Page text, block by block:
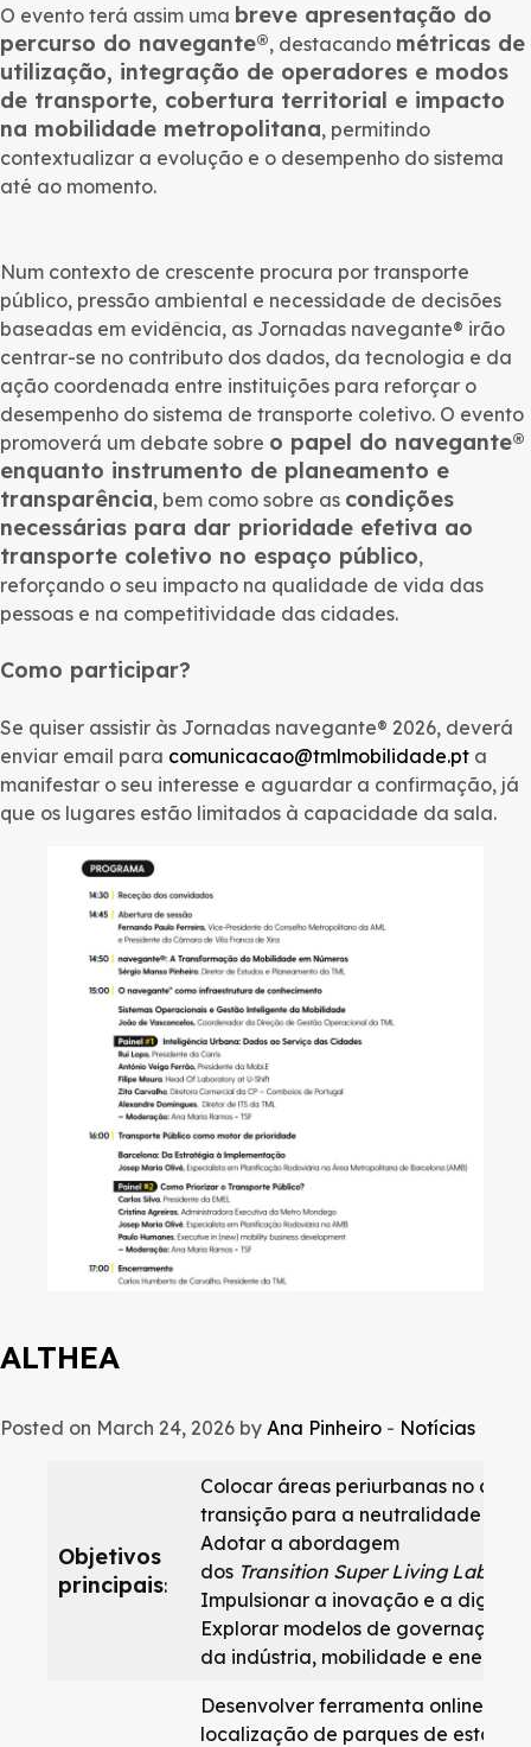
O evento terá assim uma breve apresentação do
percurso do navegante®, destacando métricas de
utilização, integração de operadores e modos
de transporte, cobertura territorial e impacto
na mobilidade metropolitana, permitindo
contextualizar a evolução e o desempenho do sistema
até ao momento.
Num contexto de crescente procura por transporte
público, pressão ambiental e necessidade de decisões
baseadas em evidência, as Jornadas navegante® irão
centrar-se no contributo dos dados, da tecnologia e da
ação coordenada entre instituições para reforçar o
desempenho do sistema de transporte coletivo. O evento
promoverá um debate sobre o papel do navegante®
enquanto instrumento de planeamento e
transparência, bem como sobre as condições
necessárias para dar prioridade efetiva ao
transporte coletivo no espaço público,
reforçando o seu impacto na qualidade de vida das
pessoas e na competitividade das cidades.
Como participar?
Se quiser assistir às Jornadas navegante® 2026, deverá
enviar email para comunicacao@tmlmobilidade.pt a
manifestar o seu interesse e aguardar a confirmação, já
que os lugares estão limitados à capacidade da sala.
ALTHEA
Posted on March 24, 2026 by Ana Pinheiro - Notícias
Objetivos
principais​:
Colocar áreas periurbanas no
transição para a neutralidade
Adotar a abordagem
dos Transition Super Living Labs
Impulsionar a inovação e a
Explorar modelos de governação/
da indústria, mobilidade e energia​
Desenvolver ferramenta online
localização de parques de